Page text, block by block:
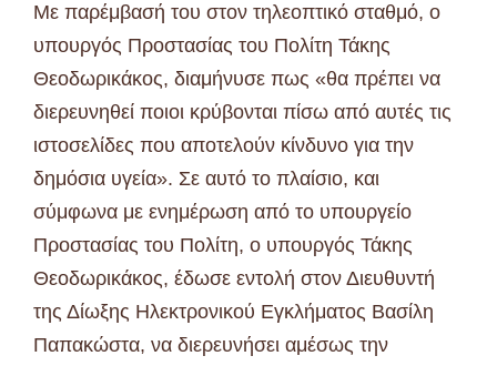
Με παρέμβασή του στον τηλεοπτικό σταθμό, ο
υπουργός Προστασίας του Πολίτη Τάκης
Θεοδωρικάκος, διαμήνυσε πως «θα πρέπει να
διερευνηθεί ποιοι κρύβονται πίσω από αυτές τις
ιστοσελίδες που αποτελούν κίνδυνο για την
δημόσια υγεία». Σε αυτό το πλαίσιο, και
σύμφωνα με ενημέρωση από το υπουργείο
Προστασίας του Πολίτη, ο υπουργός Τάκης
Θεοδωρικάκος, έδωσε εντολή στον Διευθυντή
της Δίωξης Ηλεκτρονικού Εγκλήματος Βασίλη
Παπακώστα, να διερευνήσει αμέσως την